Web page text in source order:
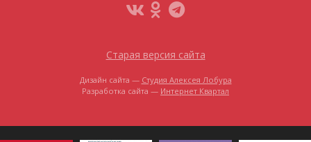
Старая версия сайта
Дизайн сайта — Студия Алексея Лобура
Разработка сайта — Интернет Квартал